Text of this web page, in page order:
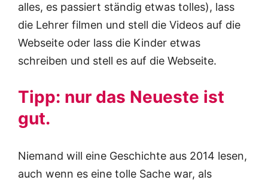
alles, es passiert ständig etwas tolles), lass
die Lehrer filmen und stell die Videos auf die
Webseite oder lass die Kinder etwas
schreiben und stell es auf die Webseite.
Tipp: nur das Neueste ist
gut.
Niemand will eine Geschichte aus 2014 lesen,
auch wenn es eine tolle Sache war, als